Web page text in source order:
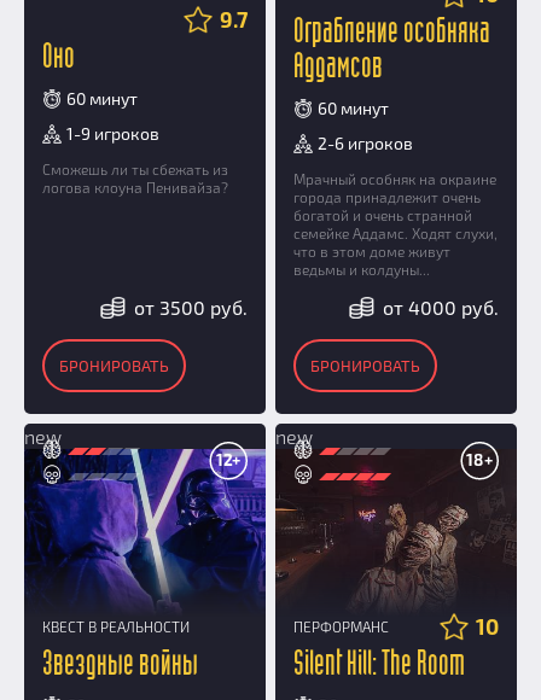
9.7
Оно
60 минут
1-9 игроков
Сможешь ли ты сбежать из
логова клоуна Пенивайза?
от 3500 руб.
БРОНИРОВАТЬ
Ограбление особняка
Аддамсов
60 минут
2-6 игроков
Мрачный особняк на окраине
города принадлежит очень
богатой и очень странной
семейке Аддамс. Ходят слухи,
что в этом доме живут
ведьмы и колдуны...
от 4000 руб.
БРОНИРОВАТЬ
12+
new
КВЕСТ В РЕАЛЬНОСТИ
Звездные войны
18+
new
ПЕРФОРМАНС 10
Silent Hill: The Room